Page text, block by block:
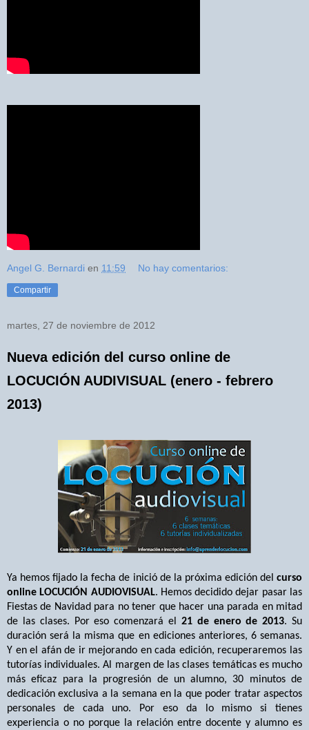
Angel G. Bernardi en 11:59 No hay comentarios:
Compartir
martes, 27 de noviembre de 2012
Nueva edición del curso online de
LOCUCIÓN AUDIVISUAL (enero - febrero
2013)
Ya hemos fijado la fecha de inició de la próxima edición del curso
online LOCUCIÓN AUDIOVISUAL. Hemos decidido dejar pasar las
Fiestas de Navidad para no tener que hacer una parada en mitad
de las clases. Por eso comenzará el 21 de enero de 2013. Su
duración será la misma que en ediciones anteriores, 6 semanas.
Y en el afán de ir mejorando en cada edición, recuperaremos las
tutorías individuales. Al margen de las clases temáticas es mucho
más eficaz para la progresión de un alumno, 30 minutos de
dedicación exclusiva a la semana en la que poder tratar aspectos
personales de cada uno. Por eso da lo mismo si tienes
experiencia o no porque la relación entre docente y alumno es